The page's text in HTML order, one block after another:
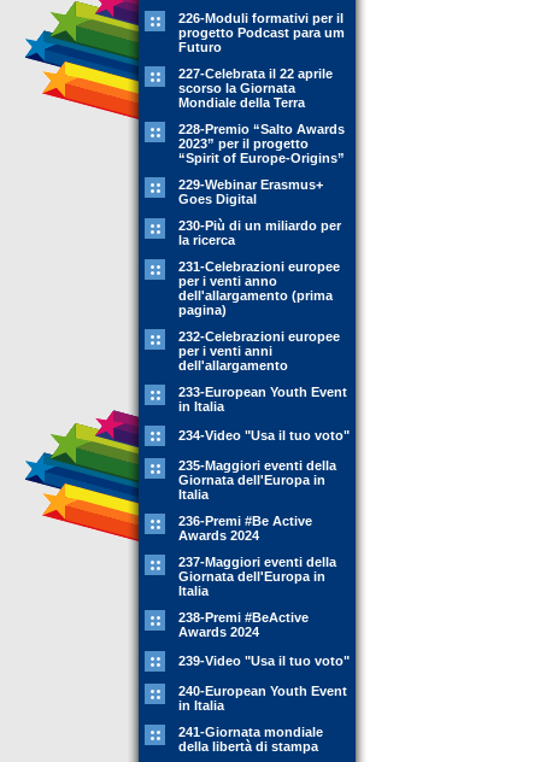
226-Moduli formativi per il
progetto Podcast para um
Futuro
227-Celebrata il 22 aprile
scorso la Giornata
Mondiale della Terra
228-Premio “Salto Awards
2023” per il progetto
“Spirit of Europe-Origins”
229-Webinar Erasmus+
Goes Digital
230-Più di un miliardo per
la ricerca
231-Celebrazioni europee
per i venti anno
dell'allargamento (prima
pagina)
232-Celebrazioni europee
per i venti anni
dell'allargamento
233-European Youth Event
in Italia
234-Video "Usa il tuo voto"
235-Maggiori eventi della
Giornata dell'Europa in
Italia
236-Premi #Be Active
Awards 2024
237-Maggiori eventi della
Giornata dell'Europa in
Italia
238-Premi #BeActive
Awards 2024
239-Video "Usa il tuo voto"
240-European Youth Event
in Italia
241-Giornata mondiale
della libertà di stampa